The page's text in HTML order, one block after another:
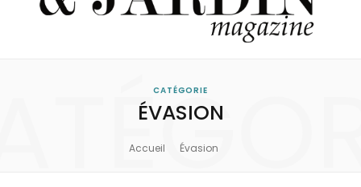
CATÉGORIE
ÉVASION
Accueil Évasion